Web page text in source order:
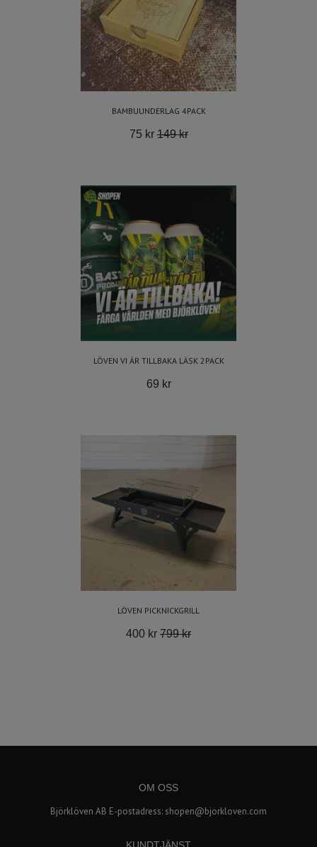
BAMBUUNDERLAG 4PACK
75 kr149 kr
LÖVEN VI ÄR TILLBAKA LÄSK 2PACK
69 kr
LÖVEN PICKNICKGRILL
400 kr 799 kr
OM OSS
Björklöven AB E-postadress: shopen@bjorkloven.com
KUNDTJÄNST